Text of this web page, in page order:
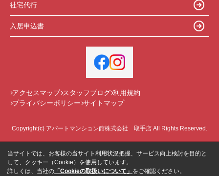
社宅代行
入居申込書
アクセスマップ スタッフブログ 利用規約
プライバシーポリシー サイトマップ
Copyright(c) アパートマンション館株式会社 取手店 All Rights Reserved.
当サイトでは、お客様の当サイト利用状況把握、サービス向上検討を目的と
して、クッキー（Cookie）を使用しています。
詳しくは、当社の 「Cookieの取扱いについて」 をご確認ください。